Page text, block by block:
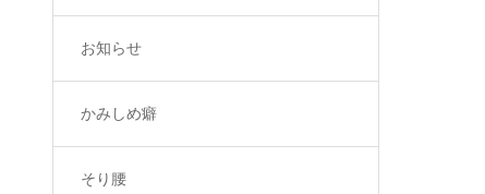
お知らせ
かみしめ癖
そり腰